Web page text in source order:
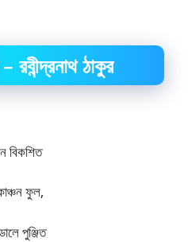
রবীন্দ্রনাথ ঠাকুর
বিকশিত
ফুল,
পুঞ্জিত